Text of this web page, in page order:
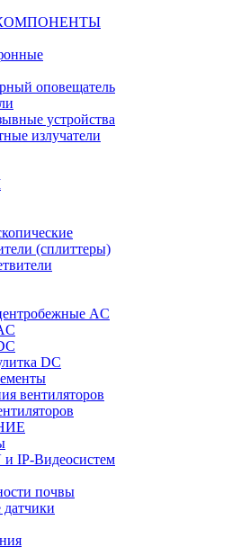
оповещатель
устройства
излучатели
(сплиттеры)
AC
DC
вентиляторов
и IP-Видеосистем
почвы
датчики